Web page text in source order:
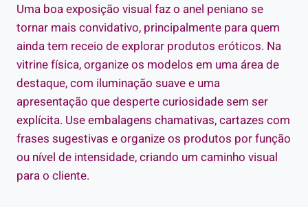
Uma boa exposição visual faz o anel peniano se
tornar mais convidativo, principalmente para quem
ainda tem receio de explorar produtos eróticos. Na
vitrine física, organize os modelos em uma área de
destaque, com iluminação suave e uma
apresentação que desperte curiosidade sem ser
explícita. Use embalagens chamativas, cartazes com
frases sugestivas e organize os produtos por função
ou nível de intensidade, criando um caminho visual
para o cliente.